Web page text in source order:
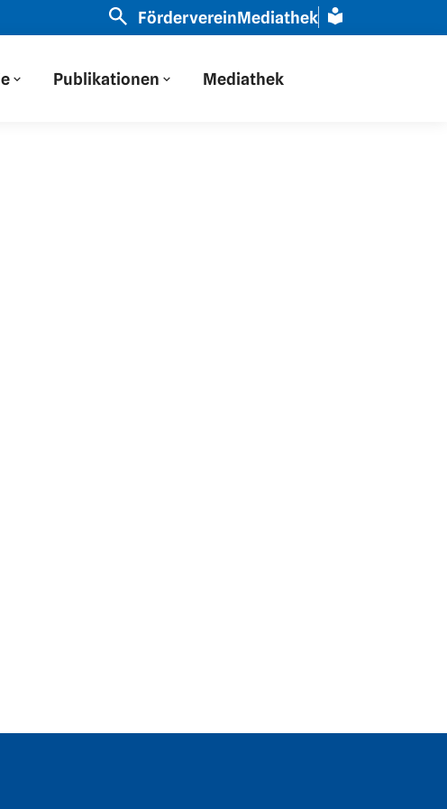
„Wir haben auf Osteuropa durch eine russische Brille
FördervereinMediathek
Publikationen Mediathek